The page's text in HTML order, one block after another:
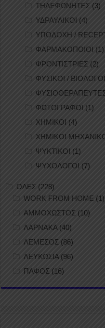
ΤΗΛΕΦΩΝΗΤΕΣ (3)
ΥΔΡΑΥΛΙΚΟΙ (4)
ΥΠΟΔΟΧΗ /
ΦΑΡΜΑΚΟΠΟΙΟΙ (1)
ΦΡΟΝΤΙΣΤΡΙΕΣ (2)
ΦΥΣΙΚΟΙ /
ΦΩΤΟΓΡΑΦΟΙ (1)
ΧΗΜΙΚΟΙ (4)
ΧΗΜΙΚΟΙ
ΨΥΚΤΙΚΟΙ (1)
ΨΥΧΟΛΟΓΟΙ (7)
ΟΛΕΣ (228)
WORK FROM HOME (1)
ΑΜΜΟΧΩΣΤΟΣ (10)
ΛΑΡΝΑΚΑ(40)
ΛΕΜΕΣΟΣ (86)
ΛΕΥΚΩΣΙΑ(96)
ΠΑΦΟΣ (16)